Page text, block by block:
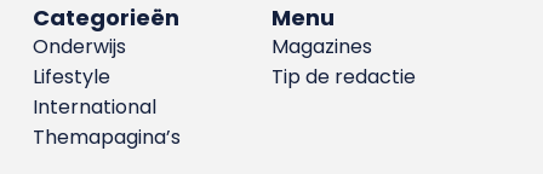
Menu
Magazines
Tip de redactie
Categorieën
Onderwijs
Lifestyle
International
Themapagina’s